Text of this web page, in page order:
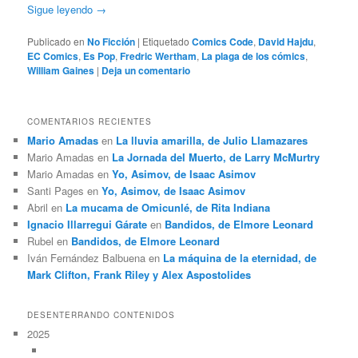
Sigue leyendo →
Publicado en No Ficción | Etiquetado Comics Code, David Hajdu,
EC Comics, Es Pop,Fredric Wertham, La plaga de los cómics,
William Gaines | Deja un comentario
COMENTARIOS RECIENTES
Mario Amadas en La lluvia amarilla, de Julio Llamazares
Mario Amadas en La Jornada del Muerto, de Larry McMurtry
Mario Amadas enYo, Asimov, de Isaac Asimov
Santi Pages enYo, Asimov, de Isaac Asimov
Abril en La mucama de Omicunlé, de Rita Indiana
Ignacio Illarregui Gárate en Bandidos, de Elmore Leonard
Rubel en Bandidos, de Elmore Leonard
Iván Fernández Balbuena en La máquina de la eternidad, de
Mark Clifton, Frank Riley y Alex Aspostolides
DESENTERRANDO CONTENIDOS
2025